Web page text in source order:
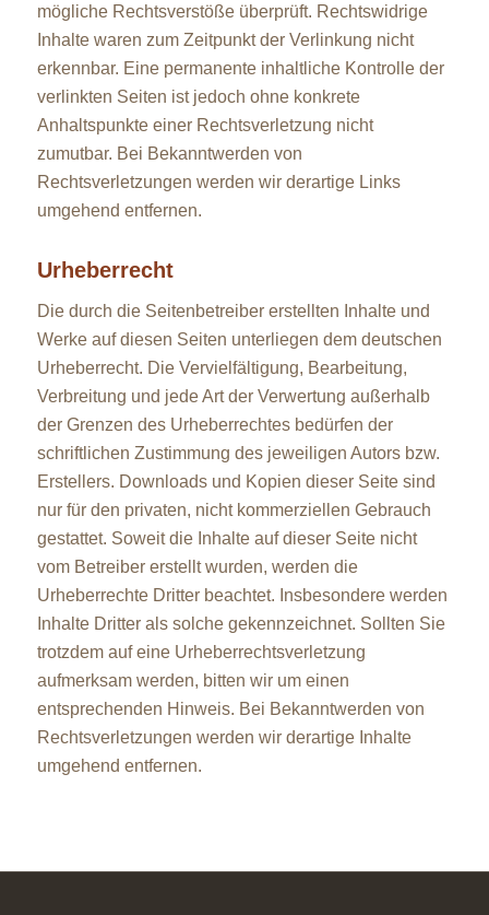
mögliche Rechtsverstöße überprüft. Rechtswidrige
Inhalte waren zum Zeitpunkt der Verlinkung nicht
erkennbar. Eine permanente inhaltliche Kontrolle der
verlinkten Seiten ist jedoch ohne konkrete
Anhaltspunkte einer Rechtsverletzung nicht
zumutbar. Bei Bekanntwerden von
Rechtsverletzungen werden wir derartige Links
umgehend entfernen.
Urheberrecht
Die durch die Seitenbetreiber erstellten Inhalte und
Werke auf diesen Seiten unterliegen dem deutschen
Urheberrecht. Die Vervielfältigung, Bearbeitung,
Verbreitung und jede Art der Verwertung außerhalb
der Grenzen des Urheberrechtes bedürfen der
schriftlichen Zustimmung des jeweiligen Autors bzw.
Erstellers. Downloads und Kopien dieser Seite sind
nur für den privaten, nicht kommerziellen Gebrauch
gestattet. Soweit die Inhalte auf dieser Seite nicht
vom Betreiber erstellt wurden, werden die
Urheberrechte Dritter beachtet. Insbesondere werden
Inhalte Dritter als solche gekennzeichnet. Sollten Sie
trotzdem auf eine Urheberrechtsverletzung
aufmerksam werden, bitten wir um einen
entsprechenden Hinweis. Bei Bekanntwerden von
Rechtsverletzungen werden wir derartige Inhalte
umgehend entfernen.